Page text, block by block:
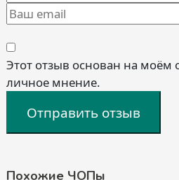
Этот отзыв основан на
личное мнение.
Отправить отзыв
Похожие ЧОПы